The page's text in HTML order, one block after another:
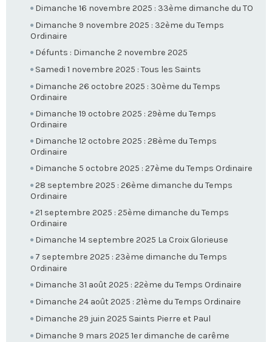
Dimanche 16 novembre 2025 : 33ème dimanche du TO
Dimanche 9 novembre 2025 : 32ème du Temps
Ordinaire
Défunts : Dimanche 2 novembre 2025
Samedi 1 novembre 2025 : Tous les Saints
Dimanche 26 octobre 2025 : 30ème du Temps
Ordinaire
Dimanche 19 octobre 2025 : 29ème du Temps
Ordinaire
Dimanche 12 octobre 2025 : 28ème du Temps
Ordinaire
Dimanche 5 octobre 2025 : 27ème du Temps Ordinaire
28 septembre 2025 : 26ème dimanche du Temps
Ordinaire
21 septembre 2025 : 25ème dimanche du Temps
Ordinaire
Dimanche 14 septembre 2025 La Croix Glorieuse
7 septembre 2025 : 23ème dimanche du Temps
Ordinaire
Dimanche 31 août 2025 : 22ème du Temps Ordinaire
Dimanche 24 août 2025 : 21ème du Temps Ordinaire
Dimanche 29 juin 2025 Saints Pierre et Paul
Dimanche 9 mars 2025 1er dimanche de carême